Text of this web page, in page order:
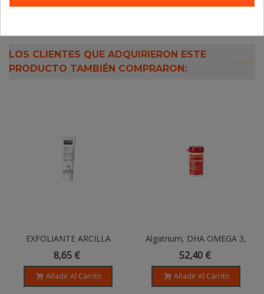
LOS CLIENTES QUE ADQUIRIERON ESTE
PRODUCTO TAMBIÉN COMPRARON:
EXFOLIANTE ARCILLA
BLANCA (Todo Tipo Pieles) -
100ml
8,65 €
Añadir Al Carrito
Algatrium, DHA OMEGA 3,
Formato En Cápsulas
52,40 €
Añadir Al Carrito